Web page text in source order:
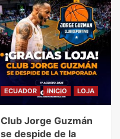
ECUADOR INICIO LOJA
Club Jorge Guzmán
se despide de la